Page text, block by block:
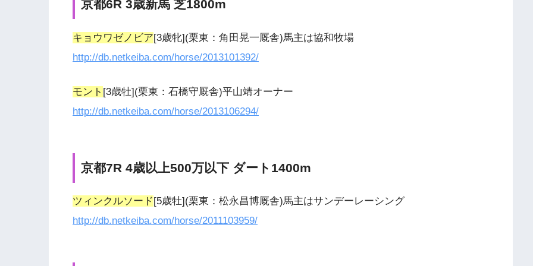
京都6R 3歳新馬 芝1800m
キョウワゼノビア[3歳牝](栗東：角田晃一厩舎)馬主は協和牧場
http://db.netkeiba.com/horse/2013101392/
モント [3歳牡](栗東：石橋守厩舎)平山靖オーナー
http://db.netkeiba.com/horse/2013106294/
京都7R 4歳以上500万以下 ダート1400m
ツィンクルソード[5歳牡](栗東：松永昌博厩舎)馬主はサンデーレーシング
http://db.netkeiba.com/horse/2011103959/